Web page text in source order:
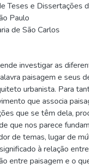
Teses e Dissertações
Paulo
de São Carlos
investigar as
paisagem e seus
urbanista. Para
que associa
que se têm dela,
que nos parece
de temas, lugar de
à relação
entre paisagem e o